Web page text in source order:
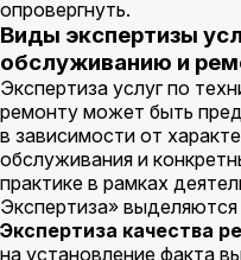
опровергнуть.
Виды экспертизы
обслуживанию и
Экспертиза услуг по
ремонту может быть
в зависимости от
обслуживания и
практике в рамках
Экспертиза»
Экспертиза качества
на установление факта